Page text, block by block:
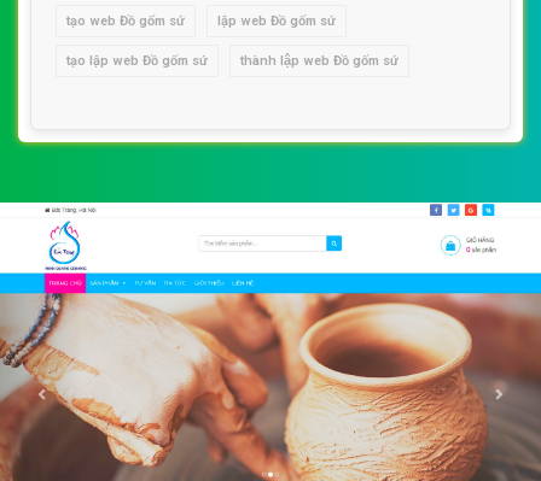
tạo web Đồ gốm sứ lập web Đồ gốm sứ
tạo lập web Đồ gốm sứ thành lập web Đồ gốm sứ